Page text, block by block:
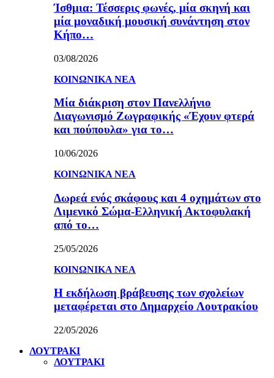
Ίσθμια: Τέσσερις φωνές, μία σκηνή και
μία μοναδική μουσική συνάντηση στον
Κήπο…
03/08/2026
ΚΟΙΝΩΝΙΚΑ ΝΕΑ
Μία διάκριση στον Πανελλήνιο
Διαγωνισμό Ζωγραφικής «Έχουν φτερά
και πούπουλα» για το…
10/06/2026
ΚΟΙΝΩΝΙΚΑ ΝΕΑ
Δωρεά ενός σκάφους και 4 οχημάτων στο
Λιμενικό Σώμα-Ελληνική Ακτοφυλακή
από το…
25/05/2026
ΚΟΙΝΩΝΙΚΑ ΝΕΑ
Η εκδήλωση βράβευσης των σχολείων
μεταφέρεται στο Δημαρχείο Λουτρακίου
22/05/2026
ΛΟΥΤΡΑΚΙ
ΛΟΥΤΡΑΚΙ